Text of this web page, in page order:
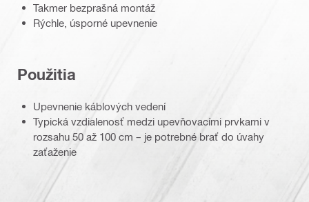
Takmer bezprašná montáž
Rýchle, úsporné upevnenie
Použitia
Upevnenie káblových vedení
Typická vzdialenosť medzi upevňovacími prvkami v
rozsahu 50 až 100 cm – je potrebné brať do úvahy
zaťaženie